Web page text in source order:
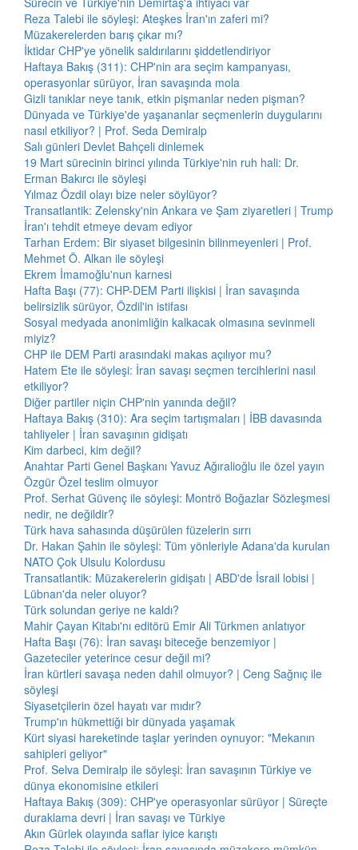
Reza Talebi ile söyleşi: Ateşkes İran'ın zaferi mi?
Müzakerelerden barış çıkar mı?
İktidar CHP'ye yönelik saldırılarını şiddetlendiriyor
Haftaya Bakış (311): CHP'nin ara seçim kampanyası,
operasyonlar sürüyor, İran savaşında mola
Gizli tanıklar neye tanık, etkin pişmanlar neden pişman?
Dünyada ve Türkiye'de yaşananlar seçmenlerin duygularını
nasıl etkiliyor? | Prof. Seda Demiralp
Salı günleri Devlet Bahçeli dinlemek
19 Mart sürecinin birinci yılında Türkiye'nin ruh hali: Dr.
Erman Bakırcı ile söyleşi
Yılmaz Özdil olayı bize neler söylüyor?
Transatlantik: Zelensky'nin Ankara ve Şam ziyaretleri | Trump
İran'ı tehdit etmeye devam ediyor
Tarhan Erdem: Bir siyaset bilgesinin bilinmeyenleri | Prof.
Mehmet Ö. Alkan ile söyleşi
Ekrem İmamoğlu'nun karnesi
Hafta Başı (77): CHP-DEM Parti ilişkisi | İran savaşında
belirsizlik sürüyor, Özdil'in istifası
Sosyal medyada anonimliğin kalkacak olmasına sevinmeli
miyiz?
CHP ile DEM Parti arasındaki makas açılıyor mu?
Hatem Ete ile söyleşi: İran savaşı seçmen tercihlerini nasıl
etkiliyor?
Diğer partiler niçin CHP'nin yanında değil?
Haftaya Bakış (310): Ara seçim tartışmaları | İBB davasında
tahliyeler | İran savaşının gidişatı
Kim darbeci, kim değil?
Anahtar Parti Genel Başkanı Yavuz Ağıralioğlu ile özel yayın
Özgür Özel teslim olmuyor
Prof. Serhat Güvenç ile söyleşi: Montrö Boğazlar Sözleşmesi
nedir, ne değildir?
Türk hava sahasında düşürülen füzelerin sırrı
Dr. Hakan Şahin ile söyleşi: Tüm yönleriyle Adana'da kurulan
NATO Çok Ulsulu Kolordusu
Transatlantik: Müzakerelerin gidişatı | ABD'de İsrail lobisi |
Lübnan'da neler oluyor?
Türk solundan geriye ne kaldı?
Mahir Çayan Kitabı'nı editörü Emir Ali Türkmen anlatıyor
Hafta Başı (76): İran savaşı biteceğe benzemiyor |
Gazeteciler yeterince cesur değil mi?
İran kürtleri savaşa neden dahil olmuyor? | Ceng Sağnıç ile
söyleşi
Siyasetçilerin özel hayatı var mıdır?
Trump'ın hükmettiği bir dünyada yaşamak
Kürt siyasi hareketinde taşlar yerinden oynuyor: "Mekanın
sahipleri geliyor"
Prof. Selva Demiralp ile söyleşi: İran savaşının Türkiye ve
dünya ekonomisine etkileri
Haftaya Bakış (309): CHP'ye operasyonlar sürüyor | Süreçte
duraklama devri | İran savaşı ve Türkiye
Akın Gürlek olayında saflar iyice karıştı